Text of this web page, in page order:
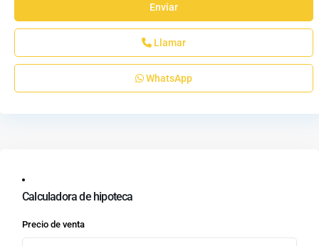
Llamar
WhatsApp
Calculadora de hipoteca
Precio de venta